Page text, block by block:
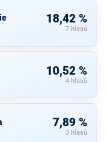
18,42 %
7 hlasů
10,52 %
4 hlasů
7,89 %
3 hlasů